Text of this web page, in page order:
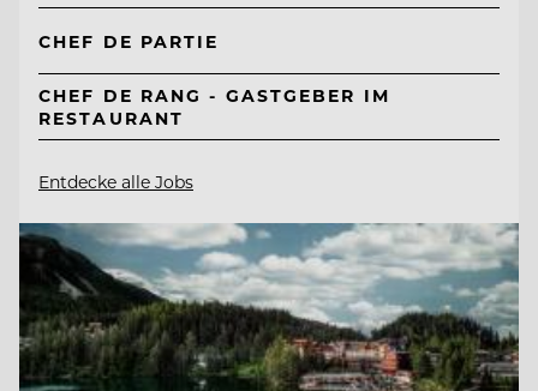
CHEF DE PARTIE
CHEF DE RANG - GASTGEBER IM
RESTAURANT
Entdecke alle Jobs